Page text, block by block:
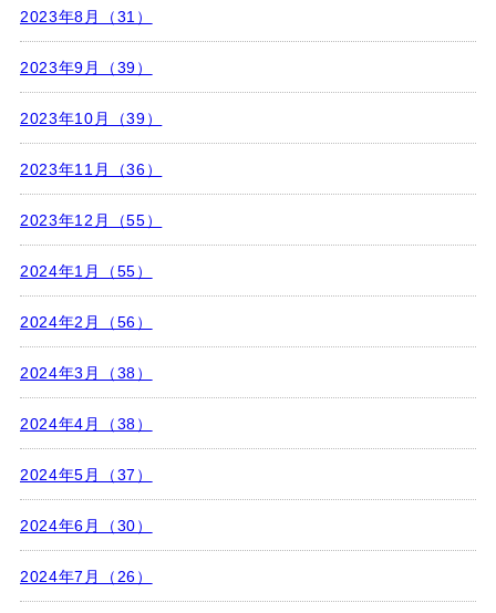
2023年8月（31）
2023年9月（39）
2023年10月（39）
2023年11月（36）
2023年12月（55）
2024年1月（55）
2024年2月（56）
2024年3月（38）
2024年4月（38）
2024年5月（37）
2024年6月（30）
2024年7月（26）